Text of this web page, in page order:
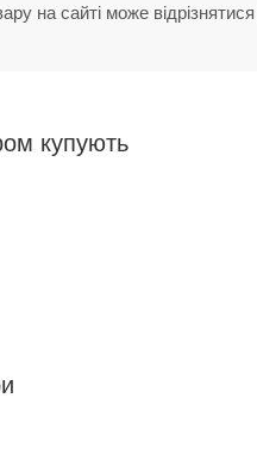
на сайті може
купують